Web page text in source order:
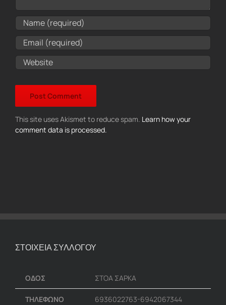
This site uses Akismet to reduce spam. Learn how your
comment data is processed.
ΣΤΟΙΧΕΙΑ ΣΥΛΛΟΓΟΥ
ΟΔΟΣ ΣΤΟΑ ΣΑΡΚΑ
ΤΗΛΕΦΩΝΟ 6936022763-6942067344